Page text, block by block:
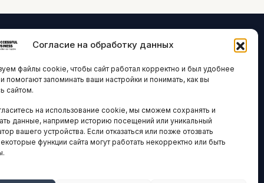
Согласие на обработку данных
файлы cookie, чтобы сайт работал корректно и был удобнее
помогают запоминать ваши настройки и понимать, как вы
сайтом.
на использование cookie, мы сможем сохранять и
данные, например историю посещений или уникальный
вашего устройства. Если отказаться или позже отозвать
функции сайта могут работать некорректно или быть
И ARTICLES IN
ENGLISH
НАВИГАЦИЯ
Архив материалов